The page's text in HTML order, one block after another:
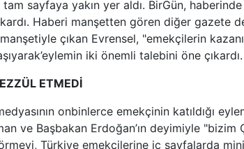
tam sayfaya yakın yer aldı. BirGün,
Haberi manşetten gören diğer gazete
çıkan Evrensel, "emekçilerin
iki önemli talebini öne çıkardı.
ETMEDİ
onbinlerce emekçinin katıldığı
ve Başbakan Erdoğan’ın deyimiyle "bizim
Türkiye emekçilerine iç sayfalarda